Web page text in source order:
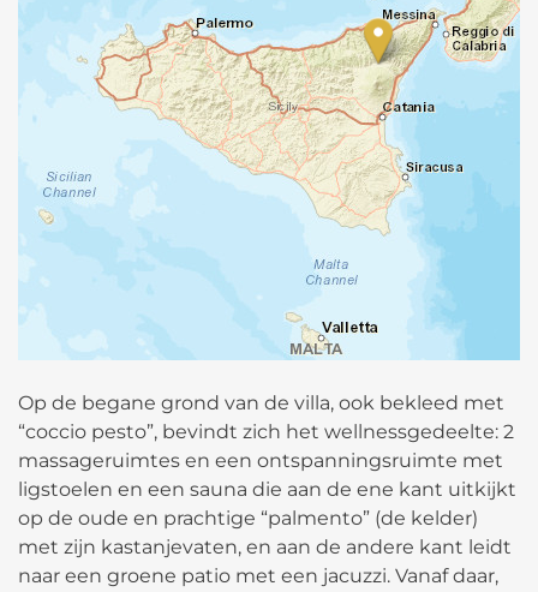
Op de begane grond van de villa, ook bekleed met
“coccio pesto”, bevindt zich het wellnessgedeelte: 2
massageruimtes en een ontspanningsruimte met
ligstoelen en een sauna die aan de ene kant uitkijkt
op de oude en prachtige “palmento” (de kelder)
met zijn kastanjevaten, en aan de andere kant leidt
naar een groene patio met een jacuzzi. Vanaf daar,